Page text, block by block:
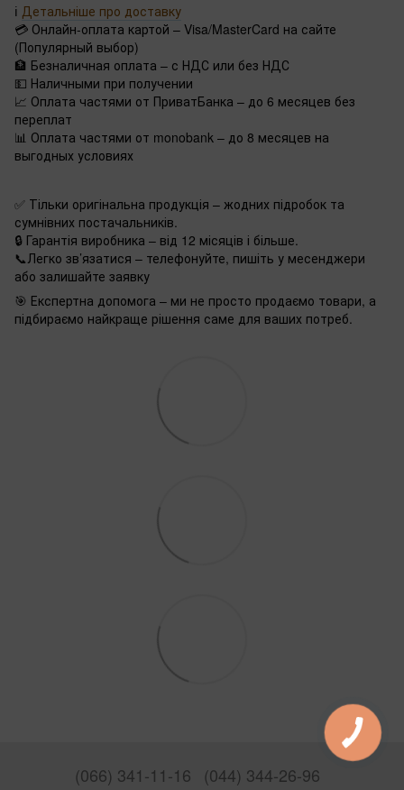
ℹ️ Детальніше про доставку
💳 Онлайн-оплата картой – Visa/MasterCard на сайте
(Популярный выбор)
🏦 Безналичная оплата – с НДС или без НДС
💵 Наличными при получении
📈 Оплата частями от ПриватБанка – до 6 месяцев без
переплат
📊 Оплата частями от monobank – до 8 месяцев на
выгодных условиях
✅ Тільки оригінальна продукція – жодних підробок та
сумнівних постачальників.
🔒 Гарантія виробника – від 12 місяців і більше.
📞Легко зв’язатися – телефонуйте, пишіть у месенджери
або залишайте заявку
🎯 Експертна допомога – ми не просто продаємо товари, а
підбираємо найкраще рішення саме для ваших потреб.
(066) 341-11-16 (044) 344-26-96